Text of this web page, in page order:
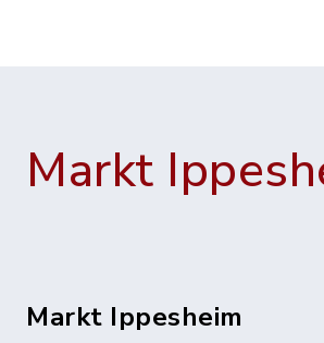
Markt
Markt Ippesheim